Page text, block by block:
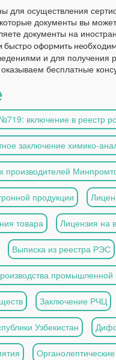
для осуществления
документы вы
документы на
оформить
и для получения
бесплатные
включение в реестр
заключение химико-
производителей
продукции
товара Лицензия на
Выписка из реестра РЭС
промышленной
Заключение РЧЦ
Узбекистан